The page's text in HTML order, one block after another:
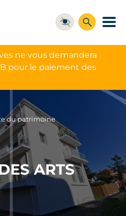
ne vous demandera
pour le paiement des
du patrimoine
ARTS